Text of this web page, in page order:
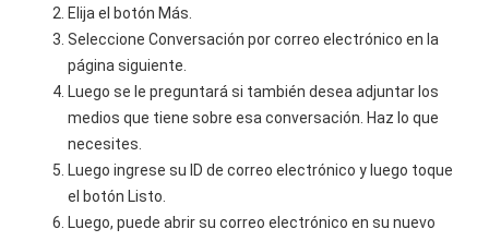
Elija el botón Más.
Seleccione Conversación por correo electrónico en la
página siguiente.
Luego se le preguntará si también desea adjuntar los
medios que tiene sobre esa conversación. Haz lo que
necesites.
Luego ingrese su ID de correo electrónico y luego toque
el botón Listo.
Luego, puede abrir su correo electrónico en su nuevo